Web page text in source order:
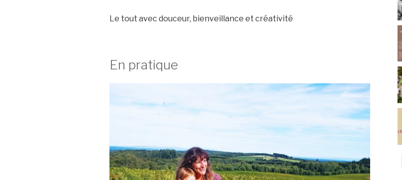
Le tout avec douceur, bienveillance et créativité
En pratique